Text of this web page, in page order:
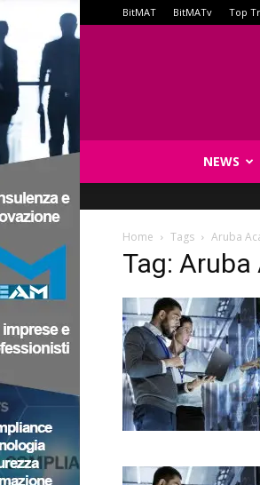
BitMAT BitMATv Top
NEWS
Home Tags Aruba
Tag: